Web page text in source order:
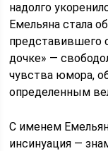
надолго
Емельяна стала
представившего
дочке» —
чувства юмора,
определенным
С именем
инсинуация —